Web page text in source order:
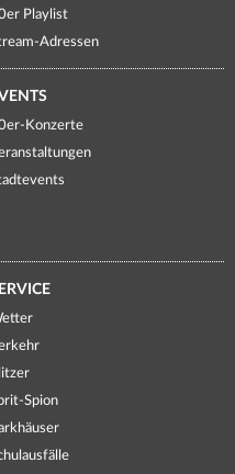
Playlist
Adressen
Konzerte
Spion